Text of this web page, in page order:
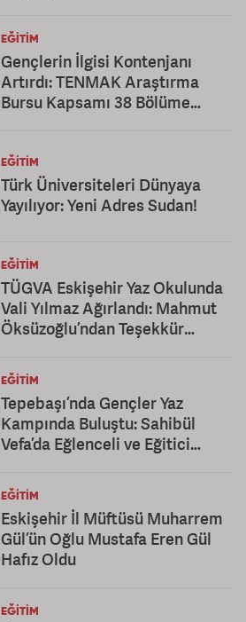
EĞITIM
Gençlerin İlgisi Kontenjanı
Artırdı: TENMAK Araştırma
Bursu Kapsamı 38 Bölüme
EĞITIM
Türk Üniversiteleri Dünyaya
Yayılıyor: Yeni Adres Sudan!
EĞITIM
TÜGVA Eskişehir Yaz Okulunda
Vali Yılmaz Ağırlandı: Mahmut
Öksüzoğlu’ndan Teşekkür
EĞITIM
Tepebaşı’nda Gençler Yaz
Kampında Buluştu: Sahibül
Vefa’da Eğlenceli ve Eğitici
EĞITIM
Eskişehir İl Müftüsü Muharrem
Gül’ün Oğlu Mustafa Eren Gül
Hafız Oldu
EĞITIM